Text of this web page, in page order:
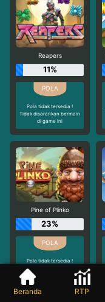
Reapers
11%
Pola tidak tersedia !
Tidak disarankan bermain
di game ini
Pine of Plinko
23%
Pola tidak tersedia !
Tidak disarankan bermain
Beranda RTP